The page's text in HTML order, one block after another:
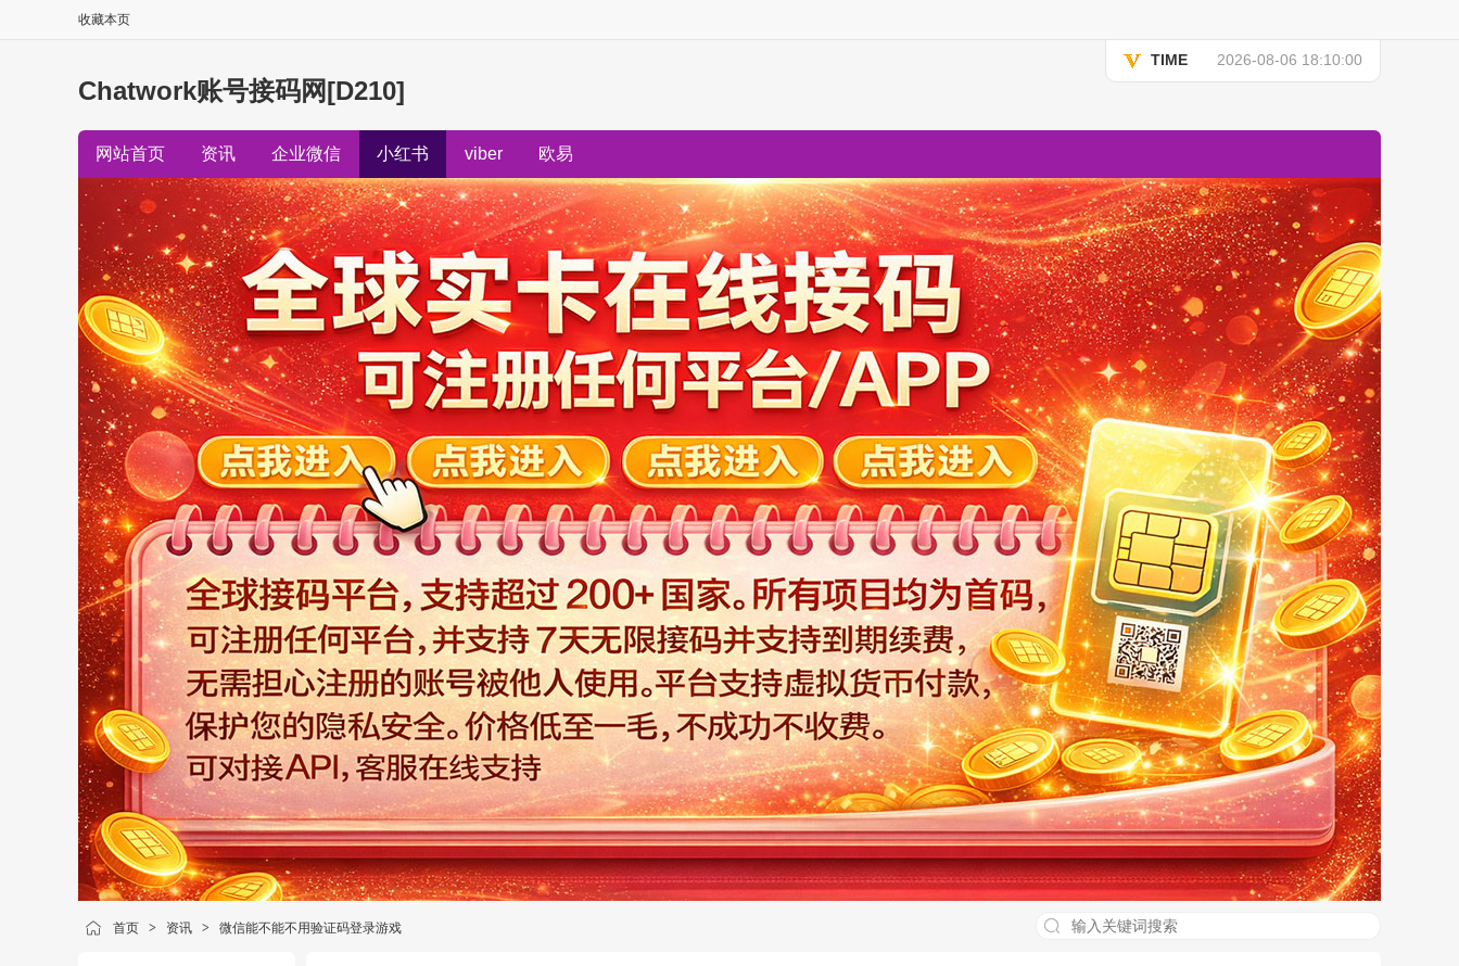
收藏本页
TIME 2026-08-06 18:10:00
Chatwork账号接码网[D210]
网站首页 资讯 企业微信 小红书 viber 欧易
首页 > 资讯 > 微信能不能不用验证码登录游戏